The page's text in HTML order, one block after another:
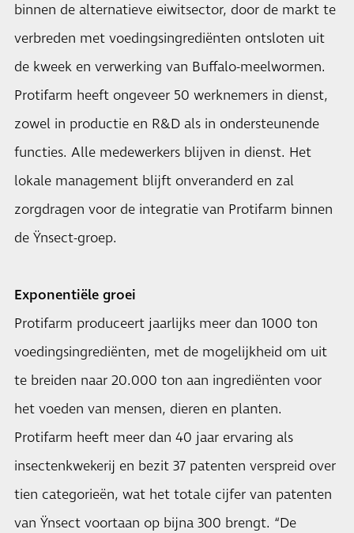
binnen de alternatieve eiwitsector, door de markt te
verbreden met voedingsingrediënten ontsloten uit
de kweek en verwerking van Buffalo-meelwormen.
Protifarm heeft ongeveer 50 werknemers in dienst,
zowel in productie en R&D als in ondersteunende
functies. Alle medewerkers blijven in dienst. Het
lokale management blijft onveranderd en zal
zorgdragen voor de integratie van Protifarm binnen
de Ÿnsect-groep.
Exponentiële groei
Protifarm produceert jaarlijks meer dan 1000 ton
voedingsingrediënten, met de mogelijkheid om uit
te breiden naar 20.000 ton aan ingrediënten voor
het voeden van mensen, dieren en planten.
Protifarm heeft meer dan 40 jaar ervaring als
insectenkwekerij en bezit 37 patenten verspreid over
tien categorieën, wat het totale cijfer van patenten
van Ÿnsect voortaan op bijna 300 brengt. “De